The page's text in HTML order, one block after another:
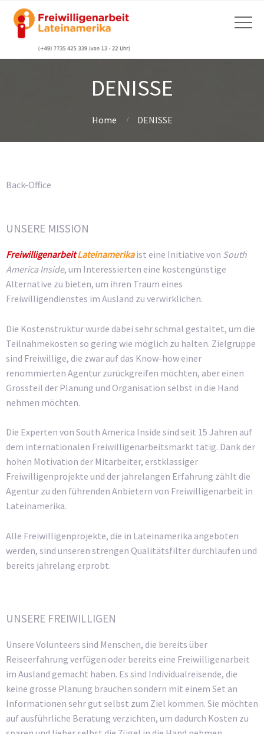
DENISSE
Home DENISSE
Back-Office
UNSERE MISSION
FreiwilligenarbeitLateinamerikaist eine Initiative von South
America Inside, um Interessierten eine kostengünstige
Alternative zu bieten, um ihren Traum eines
Freiwilligendienstes im Ausland zu verwirklichen.
Die Kostenstruktur wurde dabei sehr schmal gestaltet, um die
Teilnahmekosten so gering wie möglich zu halten. Zielgruppe
sind Freiwillige, die zwar auf das Know-how einer
renommierten Agentur zurückgreifen möchten, aber einen
Grossteil der Planung und Organisation selbst in die Hand
nehmen möchten.
Die Experten von South America Inside sind seit 15 Jahren auf
dem internationalen Freiwilligenarbeitsmarkt tätig. Dank der
hohen Motivation der Mitarbeiter, erstklassiger
Freiwilligenprojekte und der jahrelangen Erfahrung zählt die
Agentur zu den führenden Anbietern von Freiwilligenarbeit in
Lateinamerika.
Alle Freiwilligenprojekte, die in Lateinamerika angeboten
werden, sind unseren strengen Qualitätsfilter durchlaufen und
bereits jahrelang erprobt.
UNSERE FREIWILLIGEN
Unsere Volunteers sind Menschen, die bereits über
Reiseerfahrung verfügen oder bereits eine Freiwilligenarbeit
im Ausland gemacht haben. Es sind Individualreisende, die
keine grosse Planung brauchen sondern mit einem Set an
Informationen sehr gut selbst zum Ziel kommen. Sie möchten
auf ausführliche Beratung verzichten, um dadurch Kosten zu